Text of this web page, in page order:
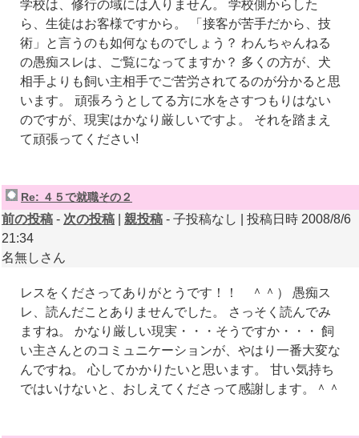
学校は、修行の域には入りません。 学校側からした
ら、生徒はお客様ですから。 「接客が苦手だから、技
術」と言うのも如何なものでしょう？ わんちゃんねる
の愚痴スレは、ご覧になってますか？ 多くの方が、犬
相手よりも飼い主相手でご苦労されてるのが分かると思
います。 頑張ろうとしてる方に水をさすつもりはない
のですが、現実はかなり厳しいですよ。 それを踏まえ
て頑張ってください!
Re: ４５で就職その２
前の投稿 - 次の投稿 親投稿 - 子投稿なし | 投稿日時 2008/8/6
21:34
名無しさん
レスをくださってありがとうです！！ ＾＾） 愚痴ス
レ、読んだことありませんでした。 さっそく読んでみ
ますね。 かなり厳しい現実・・・そうですか・・・ 飼
い主さんとのコミュニケーションが、やはり一番大変な
んですね。 心してかかりたいと思います。 甘い気持ち
ではいけないと、おしえてくださって感謝します。＾＾